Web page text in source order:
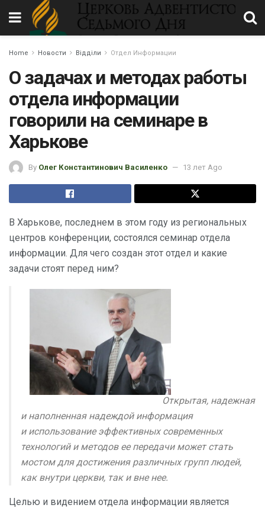
Home Новости Відділи Отдел Информации
О задачах и методах работы
отдела информации
говорили на семинаре в
Харькове
By Олег Константинович Василенко 13 лет Ago
В Харькове, последнем в этом году из региональных
центров конференции, состоялся семинар отдела
информации. Для чего создан этот отдел и какие
задачи стоят перед ним?
Открытая, надежная
и наполненная надеждой информация
и использование эффективных современных
технологий и методов ее передачи может стать
мостом для достижения различных групп людей,
как внутри церкви, так и вне нее.
Целью и видением отдела информации является